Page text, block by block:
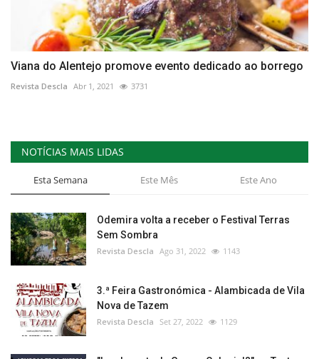
Viana do Alentejo promove evento dedicado ao borrego
Revista Descla Abr 1, 2021 3731
NOTÍCIAS MAIS LIDAS
Esta Semana Este Mês Este Ano
Odemira volta a receber o Festival Terras
Sem Sombra
Revista Descla Ago 31, 2022 1143
3.ª Feira Gastronómica - Alambicada de Vila
Nova de Tazem
Revista Descla Set 27, 2022 1129